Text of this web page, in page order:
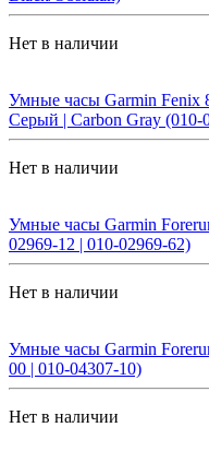
Нет в наличии
Умные часы Garmin Fenix
Серый | Carbon Gray (010-
Нет в наличии
Умные часы Garmin
02969-12 | 010-02969-62)
Нет в наличии
Умные часы Garmin
00 | 010-04307-10)
Нет в наличии